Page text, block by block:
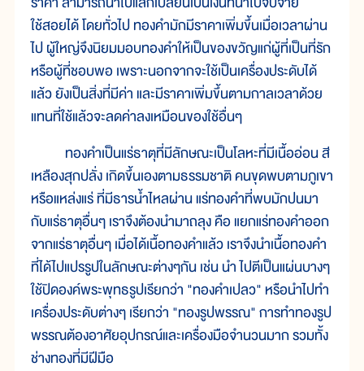
ใช้สอยได้ โดยทั่วไป ทองคำมักมีราคาเพิ่มขึ้นเมื่อเวลาผ่าน
ไป ผู้ใหญ่จึงนิยมมอบทองคำให้เป็นของขวัญแก่ผู้ที่เป็นที่รัก
หรือผู้ที่ชอบพอ เพราะนอกจากจะใช้เป็นเครื่องประดับได้
แล้ว ยังเป็นสิ่งที่มีค่า และมีราคาเพิ่มขึ้นตามกาลเวลาด้วย
แทนที่ใช้แล้วจะลดค่าลงเหมือนของใช้อื่นๆ
ทองคำเป็นแร่ธาตุที่มีลักษณะเป็นโลหะที่มีเนื้ออ่อน สี
เหลืองสุกปลั่ง เกิดขึ้นเองตามธรรมชาติ คนขุดพบตามภูเขา
หรือแหล่งแร่ ที่มีธารน้ำไหลผ่าน แร่ทองคำที่พบมักปนมา
กับแร่ธาตุอื่นๆ เราจึงต้องนำมาถลุง คือ แยกแร่ทองคำออก
จากแร่ธาตุอื่นๆ เมื่อได้เนื้อทองคำแล้ว เราจึงนำเนื้อทองคำ
ที่ได้ไปแปรรูปในลักษณะต่างๆกัน เช่น นำ ไปตีเป็นแผ่นบางๆ
ใช้ปิดองค์พระพุทธรูปเรียกว่า "ทองคำเปลว" หรือนำไปทำ
เครื่องประดับต่างๆ เรียกว่า "ทองรูปพรรณ" การทำทองรูป
พรรณต้องอาศัยอุปกรณ์และเครื่องมือจำนวนมาก รวมทั้ง
ช่างทองที่มีฝีมือ